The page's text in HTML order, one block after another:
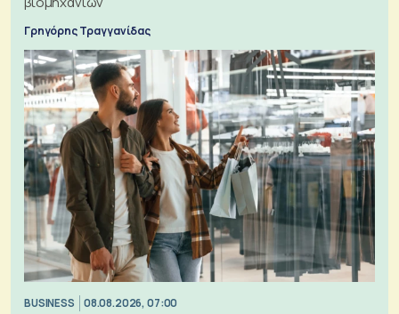
Γρηγόρης Τραγγανίδας
BUSINESS 08.08.2026, 07:00